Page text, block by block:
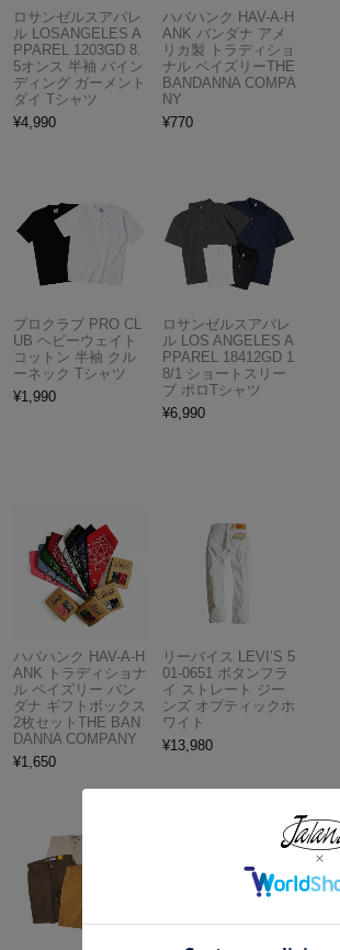
ロサンゼルスアパレ
ル LOSANGELES A
PPAREL 1203GD 8.
5オンス 半袖 バイン
ディング ガーメント
ダイ Tシャツ
¥4,990
ハバハンク HAV-A-H
ANK バンダナ アメ
リカ製 トラディショ
ナル ペイズリーTHE
BANDANNA COMPA
NY
¥770
プロクラブ PRO CL
UB ヘビーウェイト
コットン 半袖 クル
ーネック Tシャツ
¥1,990
ロサンゼルスアパレ
ル LOS ANGELES A
PPAREL 18412GD 1
8/1 ショートスリー
ブ ポロTシャツ
¥6,990
ハバハンク HAV-A-H
ANK トラディショナ
ル ペイズリー バン
ダナ ギフトボックス
2枚セットTHE BAN
DANNA COMPANY
¥1,650
リーバイス LEVI’S 5
01-0651 ボタンフラ
イ ストレート ジー
ンズ オプティックホ
ワイト
¥13,980